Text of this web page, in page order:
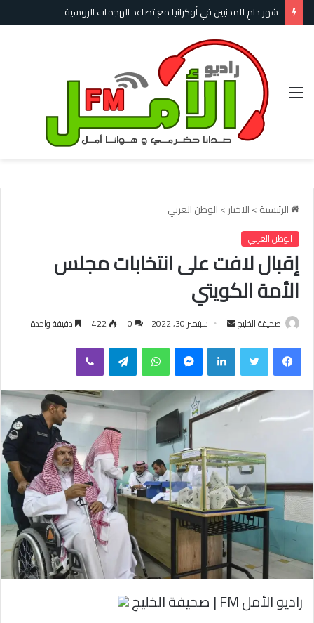
شهر دامٍ للمدنيين في أوكرانيا مع تصاعد الهجمات الروسية
القائمة
الرئيسية > الاخبار > الوطن العربي
الوطن العربي
إقبال لافت على انتخابات مجلس
الأمة الكويتي
صحيفة الخليج
س
ل
ب
ر
ي
ا
ل
ك
ت
ر
و
ن
ي
سبتمبر 30, 2022 0
422 دقيقة واحدة
فيسبوك لينكدإن واتساب تيلقرام
راديو الأمل FM | صحيفة الخليج